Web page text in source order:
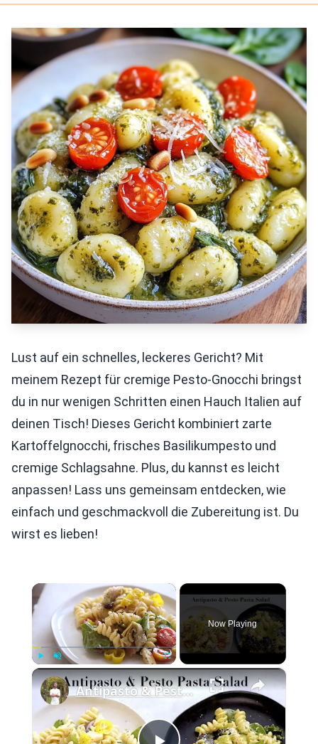
Lust auf ein schnelles, leckeres Gericht? Mit
meinem Rezept für cremige Pesto-Gnocchi bringst
du in nur wenigen Schritten einen Hauch Italien auf
deinen Tisch! Dieses Gericht kombiniert zarte
Kartoffelgnocchi, frisches Basilikumpesto und
cremige Schlagsahne. Plus, du kannst es leicht
anpassen! Lass uns gemeinsam entdecken, wie
einfach und geschmackvoll die Zubereitung ist. Du
wirst es lieben!
×
Play Unmute Fullscreen
Now Playing
×
Antipasto & Pesto Pasta Salad